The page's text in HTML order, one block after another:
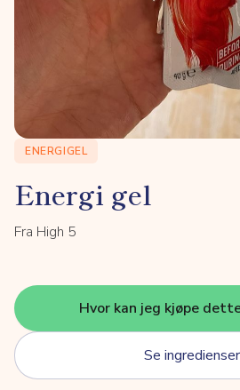
ENERGIGEL
Energi gel
Fra High 5
Hvor kan jeg kjøpe
Se ingredienser